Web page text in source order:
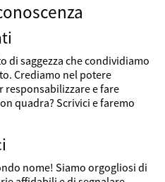
di saggezza che condividiamo
Crediamo nel potere
e fare
quadra? Scrivici e faremo
nome! Siamo orgogliosi di